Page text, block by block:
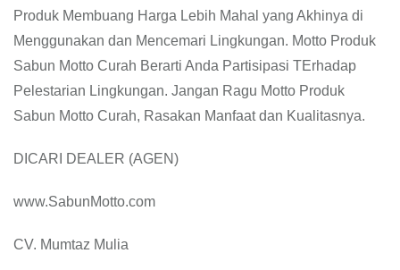
Produk Membuang Harga Lebih Mahal yang Akhinya di
Menggunakan dan Mencemari Lingkungan. Motto Produk
Sabun Motto Curah Berarti Anda Partisipasi TErhadap
Pelestarian Lingkungan. Jangan Ragu Motto Produk
Sabun Motto Curah, Rasakan Manfaat dan Kualitasnya.
DICARI DEALER (AGEN)
www.SabunMotto.com
CV. Mumtaz Mulia